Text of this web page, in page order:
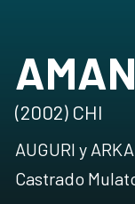
(2002) CHI
AUGURI y
Castrado